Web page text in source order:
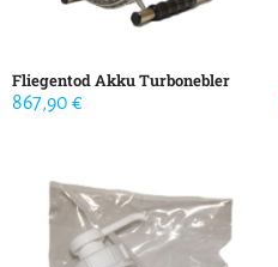
Fliegentod Akku Turbonebler
867,90 €